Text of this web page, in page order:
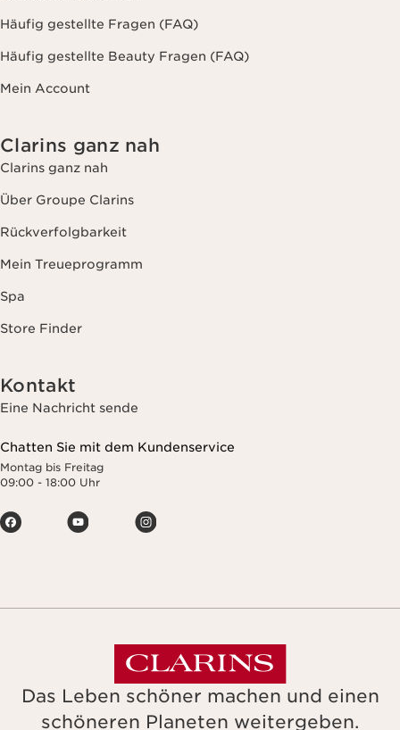
Häufig gestellte Fragen (FAQ)
Häufig gestellte Beauty Fragen (FAQ)
Mein Account
Clarins ganz nah
Clarins ganz nah
Über Groupe Clarins
Rückverfolgbarkeit
Mein Treueprogramm
Spa
Store Finder
Kontakt
Eine Nachricht sende
Chatten Sie mit dem Kundenservice
Montag bis Freitag
09:00 - 18:00 Uhr
Das Leben schöner machen und einen
schöneren Planeten weitergeben.